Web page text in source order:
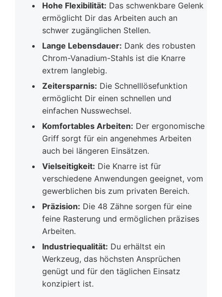
Hohe Flexibilität: Das schwenkbare Gelenk
ermöglicht Dir das Arbeiten auch an
schwer zugänglichen Stellen.
Lange Lebensdauer: Dank des robusten
Chrom-Vanadium-Stahls ist die Knarre
extrem langlebig.
Zeitersparnis: Die Schnelllösefunktion
ermöglicht Dir einen schnellen und
einfachen Nusswechsel.
Komfortables Arbeiten: Der ergonomische
Griff sorgt für ein angenehmes Arbeiten
auch bei längeren Einsätzen.
Vielseitigkeit: Die Knarre ist für
verschiedene Anwendungen geeignet, vom
gewerblichen bis zum privaten Bereich.
Präzision: Die 48 Zähne sorgen für eine
feine Rasterung und ermöglichen präzises
Arbeiten.
Industriequalität: Du erhältst ein
Werkzeug, das höchsten Ansprüchen
genügt und für den täglichen Einsatz
konzipiert ist.